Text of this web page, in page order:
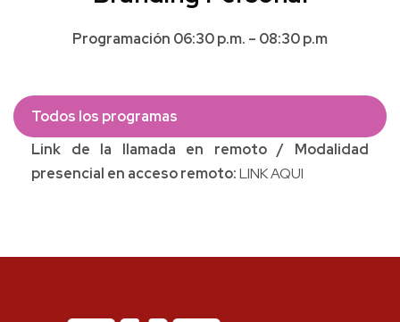
Programación 06:30 p.m. – 08:30 p.m
Todos los programas
Link de la llamada en remoto / Modalidad
presencial en acceso remoto:LINK AQUI